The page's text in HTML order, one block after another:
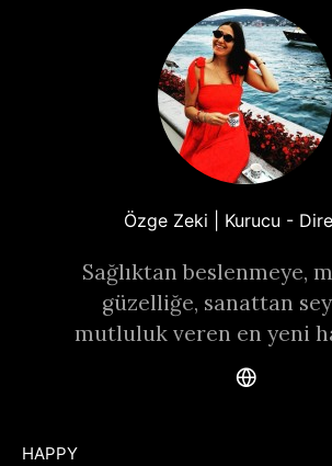
Özge Zeki | Kurucu -
Sağlıktan beslenmeye,
güzelliğe, sanattan
mutluluk veren en yeni
HAPPY